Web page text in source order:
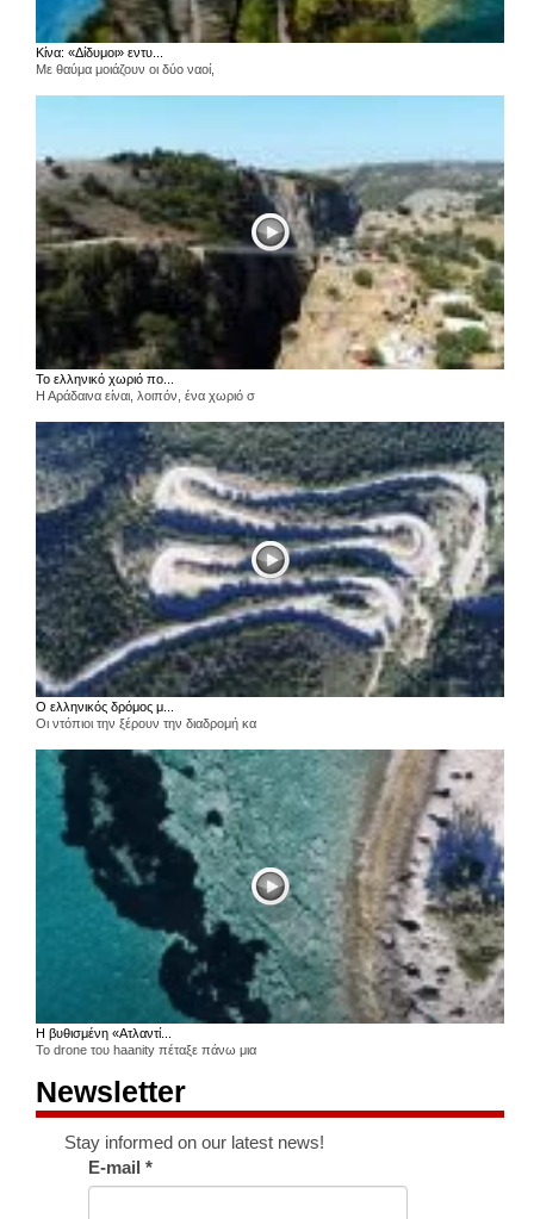
Κίνα: «Δίδυμοι» εντυ...
Με θαύμα μοιάζουν οι δύο ναοί,
Το ελληνικό χωριό πο...
Η Αράδαινα είναι, λοιπόν, ένα χωριό σ
Ο ελληνικός δρόμος μ...
Οι ντόπιοι την ξέρουν την διαδρομή κα
Η βυθισμένη «Ατλαντί...
Το drone του haanity πέταξε πάνω μια
Newsletter
Stay informed on our latest news!
E-mail*